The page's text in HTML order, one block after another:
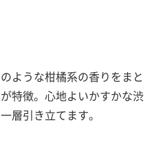
ような柑橘系の香りをまと
特徴。心地よいかすかな渋
層引き立てます。